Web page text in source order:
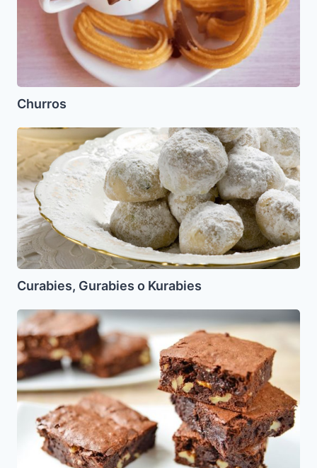
Churros
Curabies,
Gurabies
o
Kurabies
Curabies, Gurabies o Kurabies
Brownies
(para
Pesaj)